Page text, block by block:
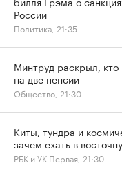
России
Политика, 21:35
Минтруд раскрыл, кто
на две пенсии
Общество, 21:30
Киты, тундра и
зачем ехать в
РБК и УК Первая, 21:30